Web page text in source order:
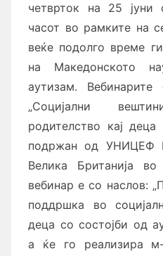
четврток на 25 јуни
часот во рамките на
веќе подолго време
на Македонското
аутизам.
„Социјални
родителство кај
подржан од УНИЦЕФ
Велика Британија
вебинар е со наслов:
поддршка во
деца со состојби од
а ќе го реализира